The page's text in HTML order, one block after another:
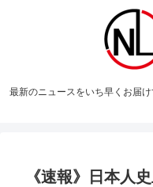
最新のニュースをいち早くお届
《速報》日本人